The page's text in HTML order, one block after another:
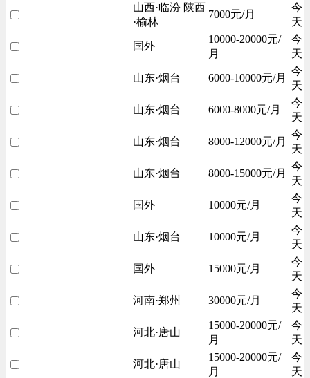
山西·临汾 陕西
·榆林
7000元/月
今
天
国外
10000-20000元/
月
今
天
山东·烟台 6000-10000元/月
今
天
山东·烟台 6000-8000元/月
今
天
山东·烟台 8000-12000元/月
今
天
山东·烟台 8000-15000元/月
今
天
国外 10000元/月
今
天
山东·烟台 10000元/月
今
天
国外 15000元/月
今
天
河南·郑州 30000元/月
今
天
河北·唐山
15000-20000元/
月
今
天
河北·唐山
15000-20000元/
月
今
天